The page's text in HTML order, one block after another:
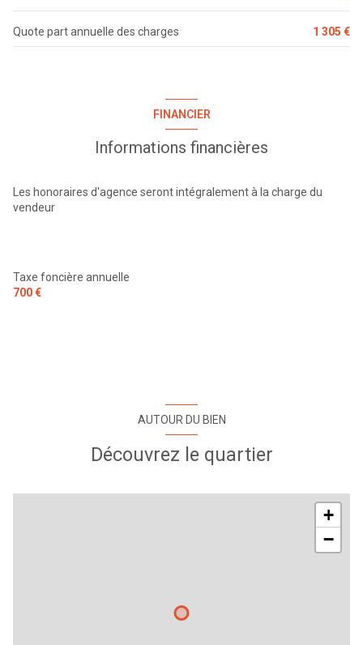
Quote part annuelle des charges 1 305 €
FINANCIER
Informations financières
Les honoraires d'agence seront intégralement à la charge du
vendeur
Taxe foncière annuelle
700 €
AUTOUR DU BIEN
Découvrez le quartier
+
−